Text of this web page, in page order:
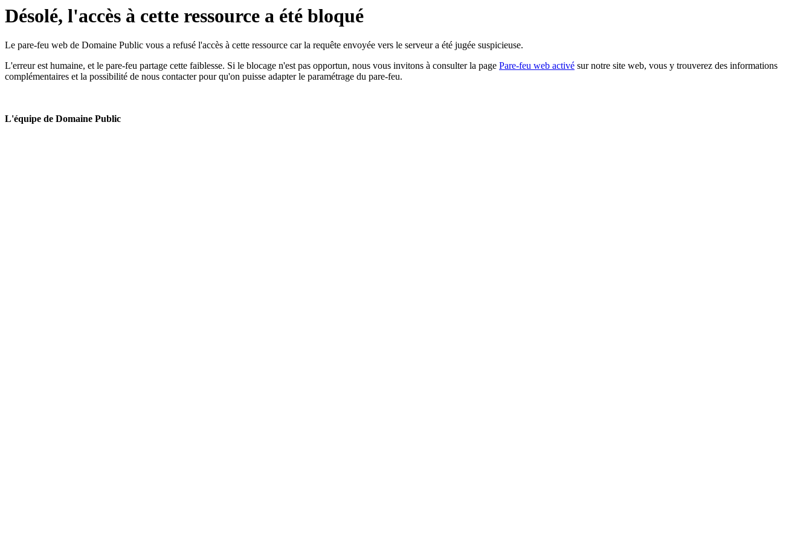
Désolé, l'accès à cette ressource a été bloqué
Le pare-feu web de Domaine Public vous a refusé l'accès à cette ressource car la requête envoyée vers le serveur a été jugée suspicieuse.
L'erreur est humaine, et le pare-feu partage cette faiblesse. Si le blocage n'est pas opportun, nous vous invitons à consulter la page Pare-feu web activé sur notre site web, vous y trouverez des informations
complémentaires et la possibilité de nous contacter pour qu'on puisse adapter le paramétrage du pare-feu.
L'équipe de Domaine Public